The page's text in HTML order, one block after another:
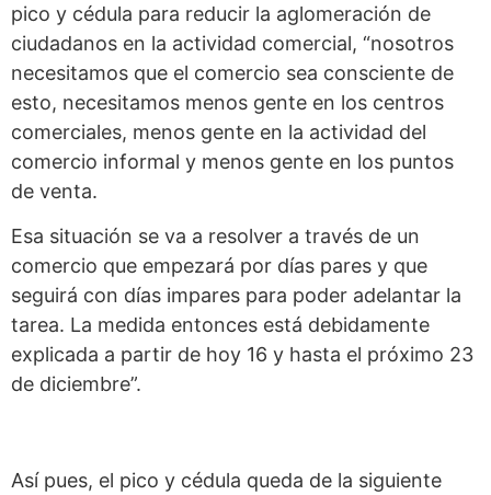
pico y cédula para reducir la aglomeración de
ciudadanos en la actividad comercial, “nosotros
necesitamos que el comercio sea consciente de
esto, necesitamos menos gente en los centros
comerciales, menos gente en la actividad del
comercio informal y menos gente en los puntos
de venta.
Esa situación se va a resolver a través de un
comercio que empezará por días pares y que
seguirá con días impares para poder adelantar la
tarea. La medida entonces está debidamente
explicada a partir de hoy 16 y hasta el próximo 23
de diciembre”.
Así pues, el pico y cédula queda de la siguiente